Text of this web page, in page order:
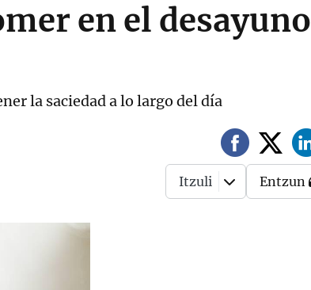
en el desayuno
la saciedad a lo largo del día
Itzuli Entzun